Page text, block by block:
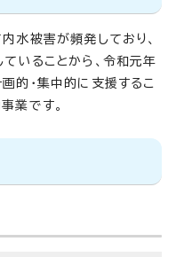
水被害が頻発しており、
いることから、令和元年
的・集中的に支援するこ
業です。